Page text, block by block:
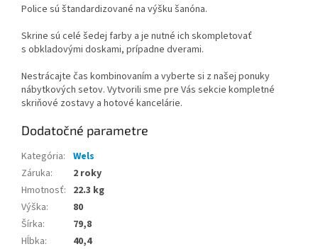
Police sú štandardizované na výšku šanóna.
Skrine sú celé šedej farby a je nutné ich skompletovať
s obkladovými doskami, prípadne dverami.
Nestrácajte čas kombinovaním a vyberte si z našej ponuky
nábytkových setov. Vytvorili sme pre Vás sekcie kompletné
skriňové zostavy a hotové kancelárie.
Dodatočné parametre
Kategória: Wels
Záruka:
2 roky
Hmotnosť: 22.3 kg
Výška:
80
Šírka:
79,8
Hĺbka: 40,4